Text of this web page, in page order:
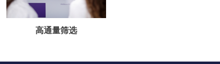
高通量筛选